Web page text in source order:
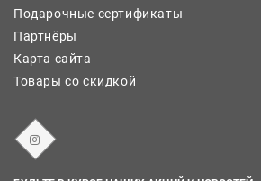
Подарочные сертификаты
Партнёры
Карта сайта
Товары со скидкой